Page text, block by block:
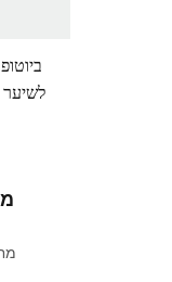
לשיער